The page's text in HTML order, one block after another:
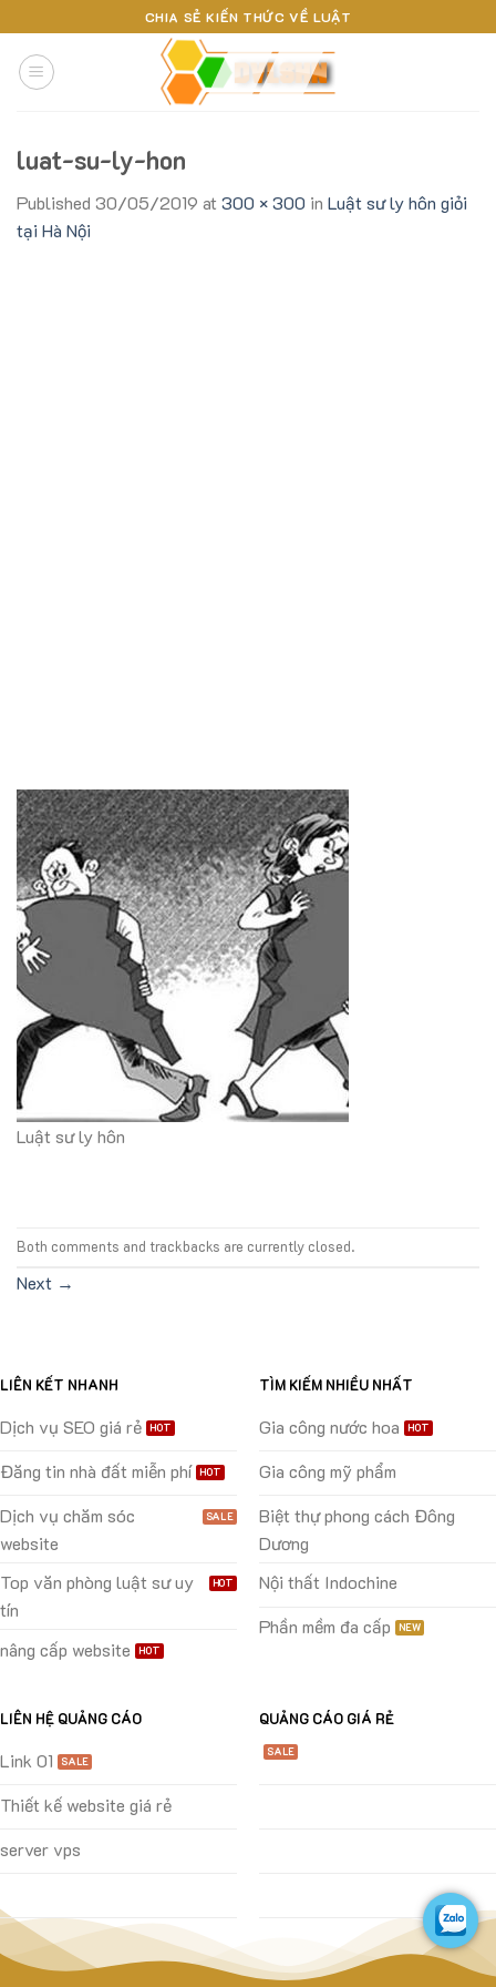
to
content
CHIA SẺ KIẾN THỨC VỀ LUẬT
luat-su-ly-hon
Published 30/05/2019 at 300 × 300 in Luật sư ly hôn giỏi
tại Hà Nội
Luật sư ly hôn
Both comments and trackbacks are currently closed.
Next →
LIÊN KẾT NHANH
Dịch vụ SEO giá rẻ
Đăng tin nhà đất miễn phí
Dịch vụ chăm sóc
website
Top văn phòng luật sư uy
tín
nâng cấp website
TÌM KIẾM NHIỀU NHẤT
Gia công nước hoa
Gia công mỹ phẩm
Biệt thự phong cách Đông
Dương
Nội thất Indochine
Phần mềm đa cấp
LIÊN HỆ QUẢNG CÁO
Link 01
Thiết kế website giá rẻ
server vps
QUẢNG CÁO GIÁ RẺ